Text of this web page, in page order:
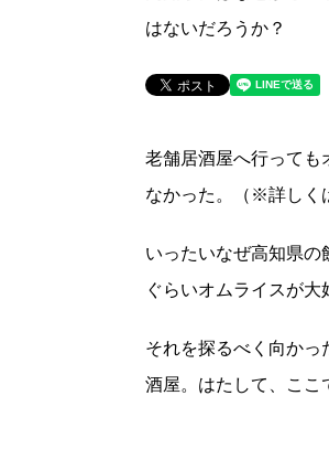
はないだろうか？
老舗居酒屋へ行っても
なかった。（※詳しく
いったいなぜ高知県
ぐらいオムライスが大
それを探るべく向か
酒屋。はたして、ここ